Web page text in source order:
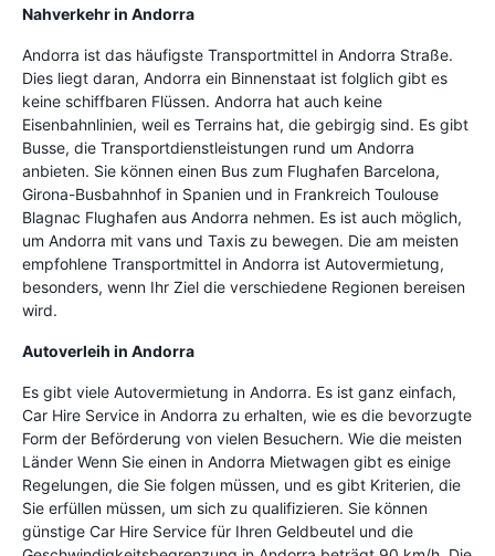
Nahverkehr in Andorra
Andorra ist das häufigste Transportmittel in Andorra Straße.
Dies liegt daran, Andorra ein Binnenstaat ist folglich gibt es
keine schiffbaren Flüssen. Andorra hat auch keine
Eisenbahnlinien, weil es Terrains hat, die gebirgig sind. Es gibt
Busse, die Transportdienstleistungen rund um Andorra
anbieten. Sie können einen Bus zum Flughafen Barcelona,
Girona-Busbahnhof in Spanien und in Frankreich Toulouse
Blagnac Flughafen aus Andorra nehmen. Es ist auch möglich,
um Andorra mit vans und Taxis zu bewegen. Die am meisten
empfohlene Transportmittel in Andorra ist Autovermietung,
besonders, wenn Ihr Ziel die verschiedene Regionen bereisen
wird.
Autoverleih in Andorra
Es gibt viele Autovermietung in Andorra. Es ist ganz einfach,
Car Hire Service in Andorra zu erhalten, wie es die bevorzugte
Form der Beförderung von vielen Besuchern. Wie die meisten
Länder Wenn Sie einen in Andorra Mietwagen gibt es einige
Regelungen, die Sie folgen müssen, und es gibt Kriterien, die
Sie erfüllen müssen, um sich zu qualifizieren. Sie können
günstige Car Hire Service für Ihren Geldbeutel und die